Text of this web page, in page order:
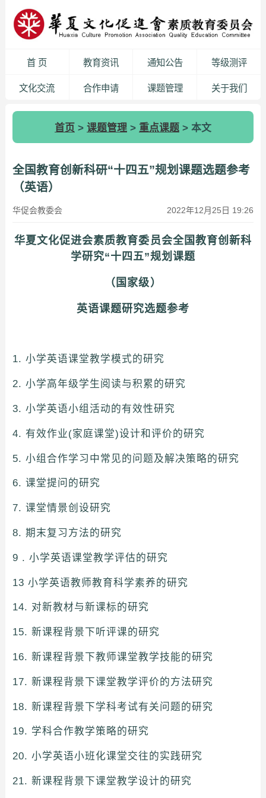
首 页 教育资讯 通知公告 等级测评
文化交流 合作申请 课题管理 关于我们
首页 > 课题管理> 重点课题> 本文
全国教育创新科研“十四五”规划课题选题参考
（英语）
华促会教委会 2022年12月25日 19:26
华夏文化促进会素质教育委员会全国教育创新科
学研究“十四五”规划课题
（国家级）
英语课题研究选题参考
1. 小学英语课堂教学模式的研究
2. 小学高年级学生阅读与积累的研究
3. 小学英语小组活动的有效性研究
4. 有效作业(家庭课堂)设计和评价的研究
5. 小组合作学习中常见的问题及解决策略的研究
6. 课堂提问的研究
7. 课堂情景创设研究
8. 期末复习方法的研究
9 . 小学英语课堂教学评估的研究
13 小学英语教师教育科学素养的研究
14. 对新教材与新课标的研究
15. 新课程背景下听评课的研究
16. 新课程背景下教师课堂教学技能的研究
17. 新课程背景下课堂教学评价的方法研究
18. 新课程背景下学科考试有关问题的研究
19. 学科合作教学策略的研究
20. 小学英语小班化课堂交往的实践研究
21. 新课程背景下课堂教学设计的研究